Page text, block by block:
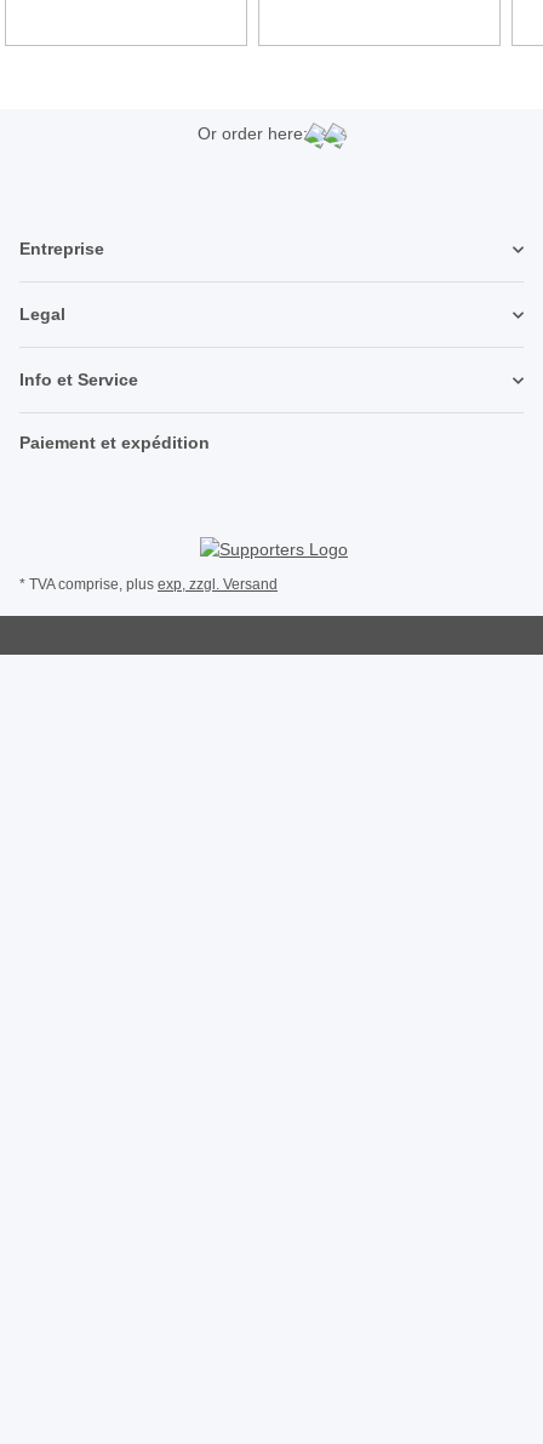
Or order here:
Entreprise
Legal
Info et Service
Paiement et expédition
* TVA comprise, plus exp, zzgl. Versand